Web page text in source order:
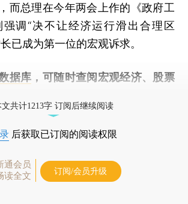
而总理在今年两会上作的《政府工
调“决不让经济运行滑出合理区
已成为第一位的宏观诉求。
据库 ，可随时查阅宏观经济、股票
文共计1213字 订阅后继续阅读
后获取已订阅的阅读权限
通会员
读全文
订阅/会员升级